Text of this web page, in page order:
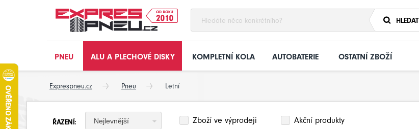
HLEDAT
PNEU ALU A PLECHOVÉ DISKY KOMPLETNÍ KOLA AUTOBATERIE OSTATNÍ ZBOŽÍ
Exprespneu.cz Pneu Letní
ŘAZENÍ: Nejlevnější Zboží ve výprodeji Akční produkty